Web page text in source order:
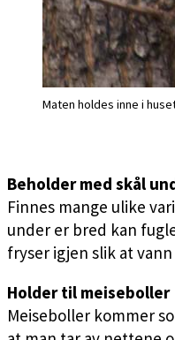
Maten holdes inne i
Beholder med skål
Finnes mange ulike
under er bred kan
fryser igjen slik at
Holder til meiseboller
Meiseboller kommer